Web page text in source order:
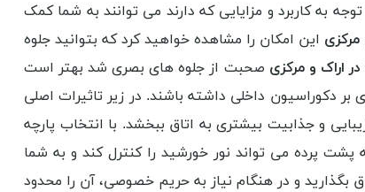
به کاربرد و مزایایی که دارند می توانند به شما کمک
این امکان را مشاهده خواهید کرد که بتوانید جلوه
اراک و مرکزی صحبت از جلوه های بصری شد بهتر است
دکوراسیون داخلی داشته باشند. در زیر تاثیرات اصلی
و جذابیت بیشتری به اتاق ببخشد. با انتخاب پارچه
پشت پرده می تواند نور خورشید را کنترل کند و به شما
بگذارید و در هنگام نیاز به حریم خصوصی، آن را محدود